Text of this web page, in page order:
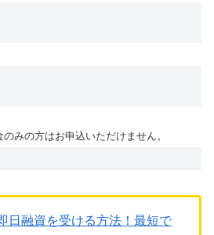
みの方はお申込いただけません。
日融資を受ける方法！最短で